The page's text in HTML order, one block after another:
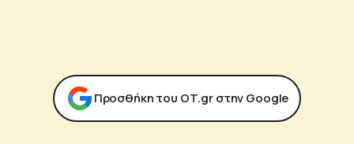
Προσθήκη του ΟΤ.gr στην Google